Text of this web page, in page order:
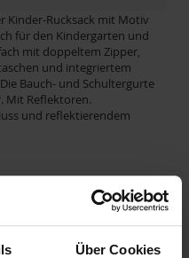
Über Cookies
Kinder-Rucksack mit Motiv
für den Kindergarten und
mit doppeltem Zipper,
und integriertem
Bauch- und Schultergurte
Mit Reflektoren.
und reflektierendem
EVENTUELL AUCH